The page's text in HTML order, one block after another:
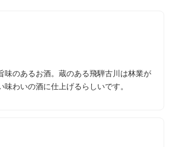
のあるお酒。蔵のある飛騨古川は林業が
わいの酒に仕上げるらしいです。